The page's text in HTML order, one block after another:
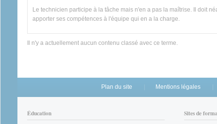
Le technicien participe à la tâche mais n'en a pas la maîtrise. Il doit
apporter ses compétences à l'équipe qui en a la charge.
Il n'y a actuellement aucun contenu classé avec ce terme.
Plan du site Mentions légales
Éducation Sites de